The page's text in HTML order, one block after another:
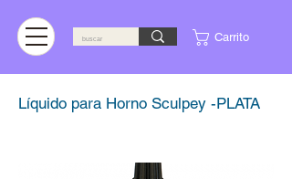
Carrito
Líquido para Horno Sculpey -PLATA